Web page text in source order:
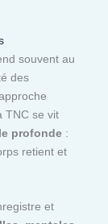
souvent au
des
TNC se vit
profonde :
retient et
et